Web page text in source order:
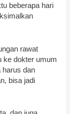
beberapa hari
rawat
ke dokter umum
harus dan
bisa jadi